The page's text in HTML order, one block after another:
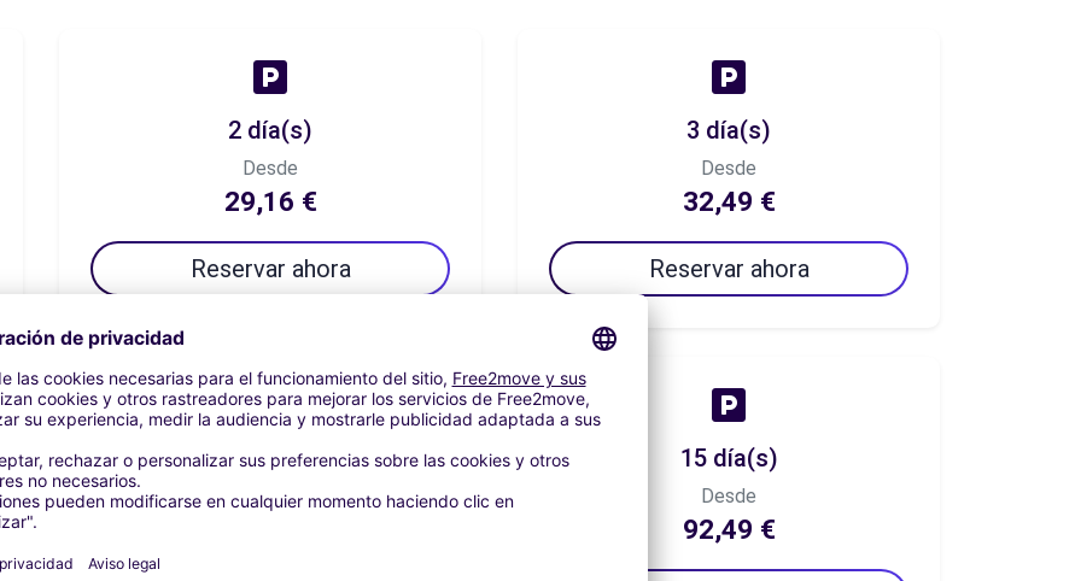
2 día(s)
Desde
29,16 €
Reservar ahora
3 día(s)
Desde
32,49 €
Reservar ahora
7 día(s)
Desde
15 día(s)
Desde
92,49 €